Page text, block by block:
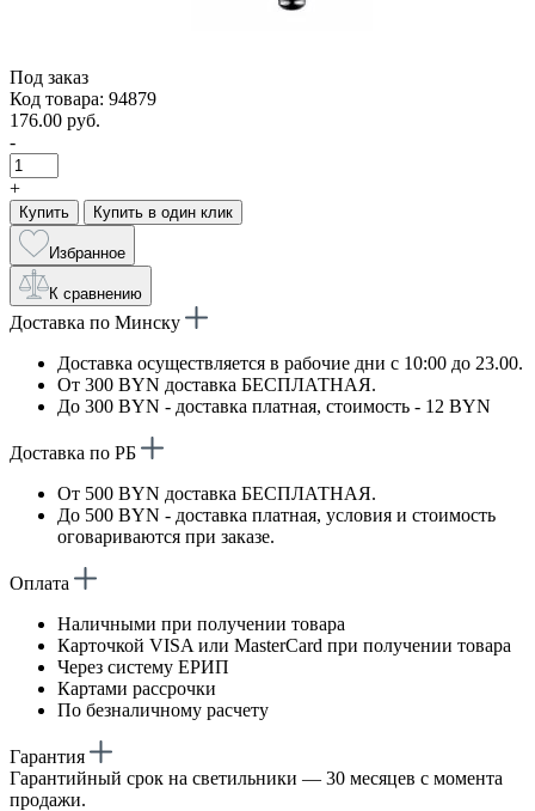
Под заказ
Код товара: 94879
176.00 руб.
-
+
Купить Купить в один клик
Избранное
К сравнению
Доставка по Минску
Доставка осуществляется в рабочие дни с 10:00 до 23.00.
От 300 BYN доставка БЕСПЛАТНАЯ.
До 300 BYN - доставка платная, стоимость - 12 BYN
Доставка по РБ
От 500 BYN доставка БЕСПЛАТНАЯ.
До 500 BYN - доставка платная, условия и стоимость
оговариваются при заказе.
Оплата
Наличными при получении товара
Карточкой VISA или MasterCard при получении товара
Через систему ЕРИП
Картами рассрочки
По безналичному расчету
Гарантия
Гарантийный срок на светильники — 30 месяцев с момента
продажи.